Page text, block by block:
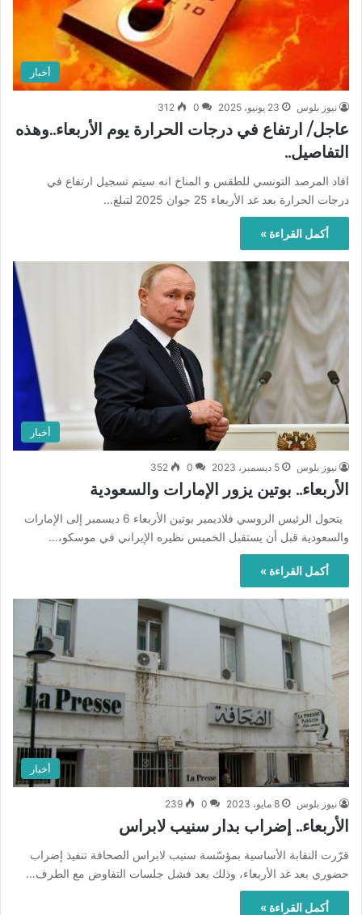
أخبار
نيوز بلوس 23 يونيو، 2025 0
312
عاجل/ ارتفاع في درجات الحرارة يوم الأربعاء..وهذه
التفاصيل..
افاد المرصد التونسي للطقس و المناخ انه سيتم تسجيل ارتفاع في
درجات الحرارة بعد غد الأربعاء 25 جوان 2025 لتبلغ…
أكمل القراءة »
أخبار
نيوز بلوس 5 ديسمبر، 2023 0
352
الأربعاء.. بوتين يزور الإمارات والسعودية
يتحول الرئيس الروسي فلاديمير بوتين الأربعاء 6 ديسمبر إلى الإمارات
والسعودية قبل أن يستقبل الخميس نظيره الإيراني في موسكو،…
أكمل القراءة »
أخبار
نيوز بلوس 8 مايو، 2023 0
239
الأربعاء.. إضراب بدار سنيب لابراس
قرّرت النقابة الأساسية بمؤسّسة سنيب لابراس الصحافة تنفيذ إضراب
حضوري بعد غد الأربعاء، وذلك بعد فشل جلسات التفاوض مع الطرف…
أكمل القراءة »